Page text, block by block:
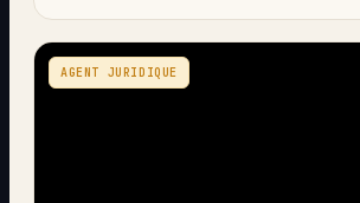
AGENT JURIDIQUE